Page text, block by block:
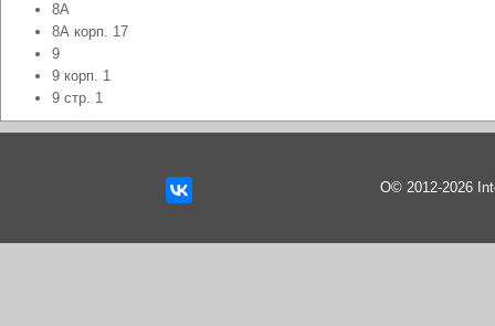
8А
8А корп. 17
9
9 корп. 1
9 стр. 1
О© 2012-2026